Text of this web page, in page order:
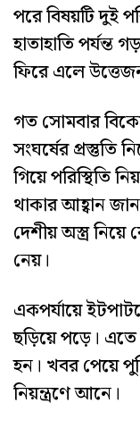
পরে বিষয়টি দুই
হাতাহাতি পর্যন্ত
ফিরে এলে
গত সোমবার
সংঘর্ষের প্রস্তুতি
গিয়ে পরিস্থিতি
থাকার আহ্বান
দেশীয় অস্ত্র
নেয়।
একপর্যায়ে
ছড়িয়ে পড়ে।
হন। খবর পেয়ে
নিয়ন্ত্রণে আনে।